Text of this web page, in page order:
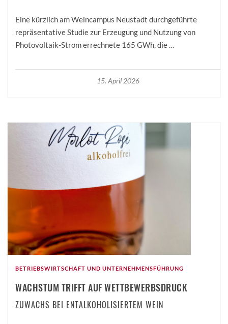
Eine kürzlich am Weincampus Neustadt durchgeführte
repräsentative Studie zur Erzeugung und Nutzung von
Photovoltaik-­Strom errechnete 165 GWh, die …
15. April 2026
BETRIEBSWIRTSCHAFT UND UNTERNEHMENSFÜHRUNG
WACHSTUM TRIFFT AUF WETTBEWERBSDRUCK
ZUWACHS BEI ENTALKOHOLISIERTEM WEIN